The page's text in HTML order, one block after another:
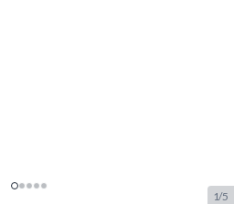
1/5